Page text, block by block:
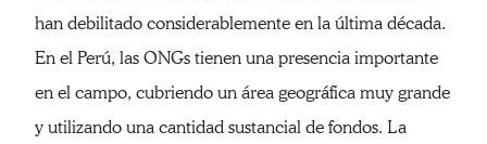
han debilitado considerablemente en la última década.
En el Perú, las ONGs tienen una presencia importante
en el campo, cubriendo un área geográfica muy grande
y utilizando una cantidad sustancial de fondos. La